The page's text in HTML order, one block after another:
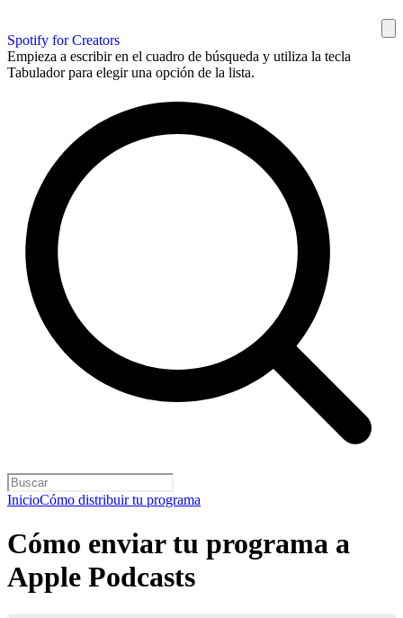
Spotify for Creators
Empieza a escribir en el cuadro de búsqueda y utiliza la tecla
Tabulador para elegir una opción de la lista.
InicioCómo distribuir tu programa
Cómo enviar tu programa a
Apple Podcasts